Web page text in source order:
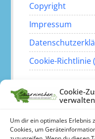
Cookie-
verwalten
Um dir ein optimales Erlebnis
Cookies, um
Copyright
Impressum
Cookie-Richtlinie